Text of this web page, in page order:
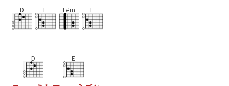
D E F#m E
D E